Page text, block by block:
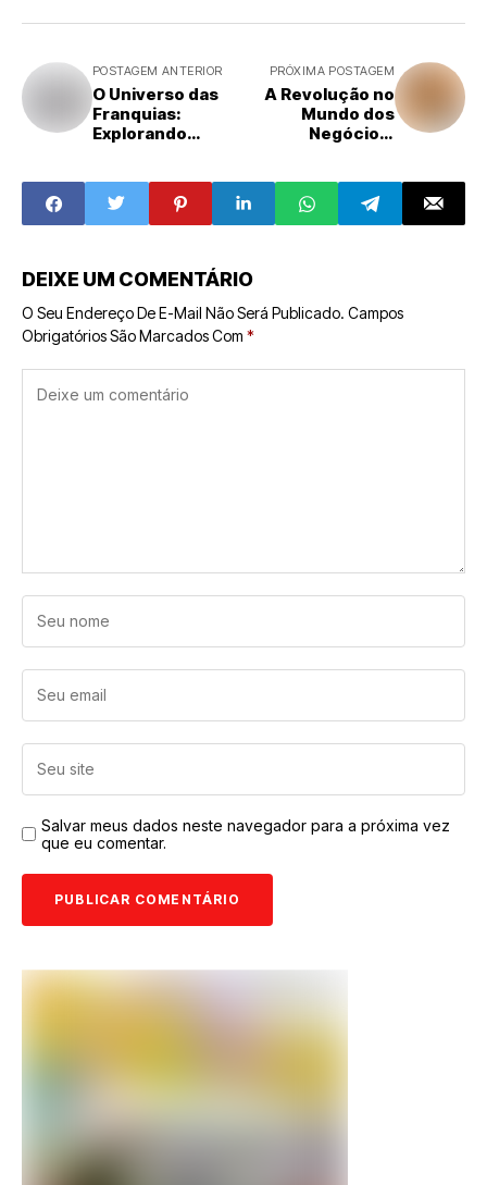
POSTAGEM ANTERIOR
O Universo das
Franquias:
Explorando
Negócio
PRÓXIMA POSTAGEM
A Revolução no
Mundo dos
Negócios:
Estão
Transformando o
Mercado
DEIXE UM COMENTÁRIO
O Seu Endereço De E-Mail Não Será Publicado. Campos
Obrigatórios São Marcados Com *
Salvar meus dados neste navegador para a próxima vez
que eu comentar.